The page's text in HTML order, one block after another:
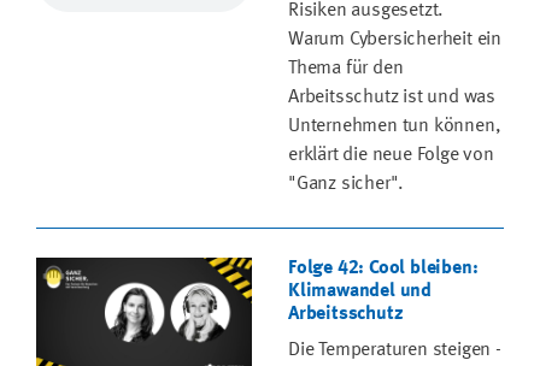
Risiken ausgesetzt.
Warum Cybersicherheit ein
Thema für den
Arbeitsschutz ist und was
Unternehmen tun können,
erklärt die neue Folge von
"Ganz sicher".
Folge 42: Cool bleiben:
Klimawandel und
Arbeitsschutz
Die Temperaturen steigen -